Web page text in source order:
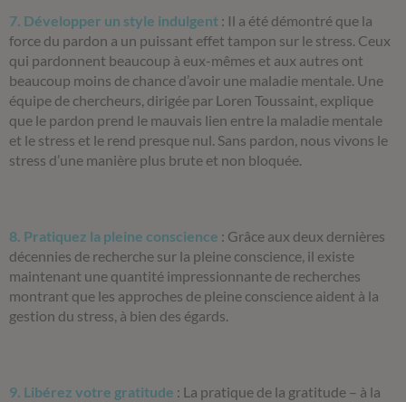
7. Développer un style indulgent : Il a été démontré que la
force du pardon a un puissant effet tampon sur le stress. Ceux
qui pardonnent beaucoup à eux-mêmes et aux autres ont
beaucoup moins de chance d’avoir une maladie mentale. Une
équipe de chercheurs, dirigée par Loren Toussaint, explique
que le pardon prend le mauvais lien entre la maladie mentale
et le stress et le rend presque nul. Sans pardon, nous vivons le
stress d’une manière plus brute et non bloquée.
8. Pratiquez la pleine conscience : Grâce aux deux dernières
décennies de recherche sur la pleine conscience, il existe
maintenant une quantité impressionnante de recherches
montrant que les approches de pleine conscience aident à la
gestion du stress, à bien des égards.
9. Libérez votre gratitude : La pratique de la gratitude – à la